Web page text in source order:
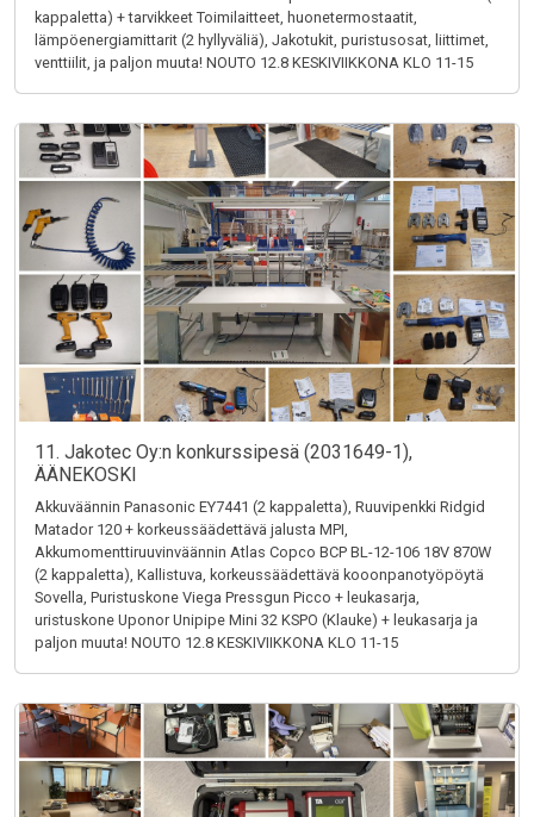
kappaletta) + tarvikkeet Toimilaitteet, huonetermostaatit,
lämpöenergiamittarit (2 hyllyväliä), Jakotukit, puristusosat, liittimet,
venttiilit, ja paljon muuta! NOUTO 12.8 KESKIVIIKKONA KLO 11-15
11. Jakotec Oy:n konkurssipesä (2031649-1),
ÄÄNEKOSKI
Akkuväännin Panasonic EY7441 (2 kappaletta), Ruuvipenkki Ridgid
Matador 120 + korkeussäädettävä jalusta MPI,
Akkumomenttiruuvinväännin Atlas Copco BCP BL-12-106 18V 870W
(2 kappaletta), Kallistuva, korkeussäädettävä kooonpanotyöpöytä
Sovella, Puristuskone Viega Pressgun Picco + leukasarja,
uristuskone Uponor Unipipe Mini 32 KSPO (Klauke) + leukasarja ja
paljon muuta! NOUTO 12.8 KESKIVIIKKONA KLO 11-15